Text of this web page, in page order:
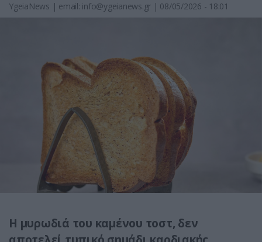
YgeiaNews | email: info@ygeianews.gr | 08/05/2026 - 18:01
Η μυρωδιά του καμένου τοστ, δεν